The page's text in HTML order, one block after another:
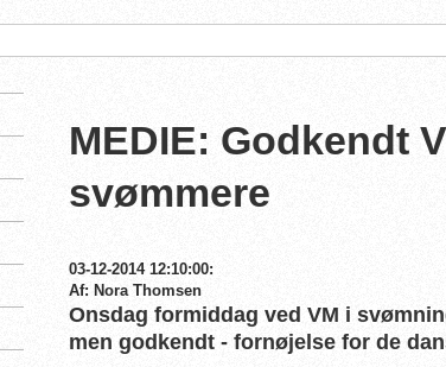
MEDIE: Godkendt
svømmere
03-12-2014 12:10:00:
Af: Nora Thomsen
Onsdag formiddag ved VM i
men godkendt - fornøjelse for de